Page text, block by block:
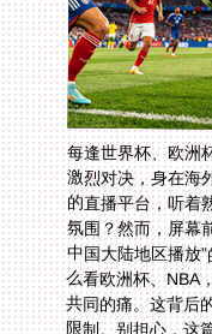
每逢世界杯、欧洲
激烈对决，身在海
的直播平台，听着
氛围？然而，屏幕
中国大陆地区播放
么看欧洲杯、NBA
共同的痛。这背后
限制。别担心，这
拆解，如何利用专
新连接你熟悉的国